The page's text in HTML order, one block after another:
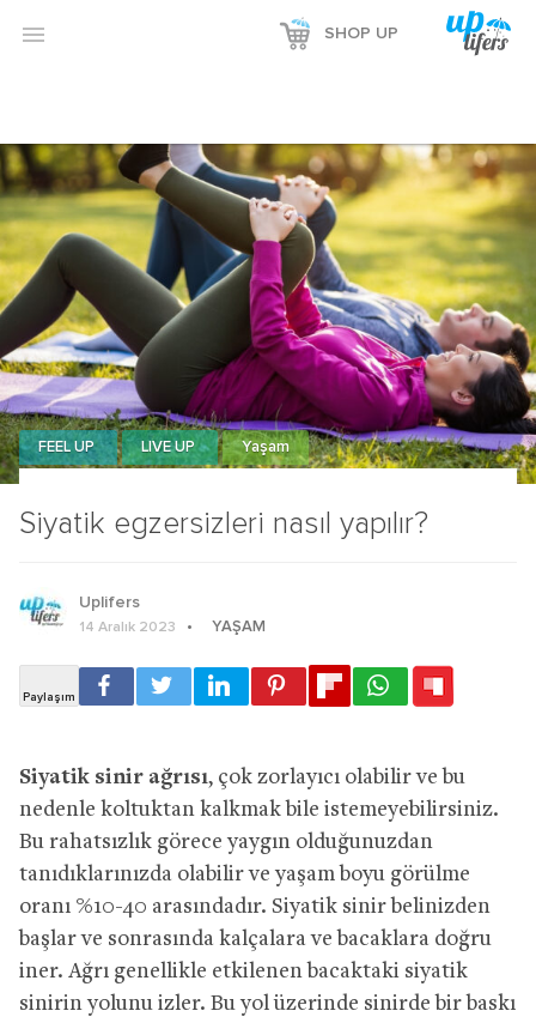
 SHOP UP
Siyatik egzersizleri nasıl yapılır?
FEEL UP LIVE UP Yaşam
Uplifers
14 Aralık 2023 YAŞAM
Siyatik sinir ağrısı, çok zorlayıcı olabilir ve bu
nedenle koltuktan kalkmak bile istemeyebilirsiniz.
Bu rahatsızlık görece yaygın olduğunuzdan
tanıdıklarınızda olabilir ve yaşam boyu görülme
oranı %10-40 arasındadır. Siyatik sinir belinizden
başlar ve sonrasında kalçalara ve bacaklara doğru
iner. Ağrı genellikle etkilenen bacaktaki siyatik
sinirin yolunu izler. Bu yol üzerinde sinirde bir baskı